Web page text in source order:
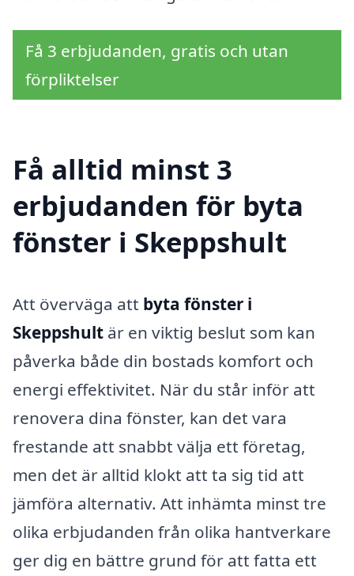
Få 3 erbjudanden, gratis och utan
förpliktelser
Få alltid minst 3
erbjudanden för byta
fönster i Skeppshult
Att överväga att byta fönster i
Skeppshult är en viktig beslut som kan
påverka både din bostads komfort och
energi effektivitet. När du står inför att
renovera dina fönster, kan det vara
frestande att snabbt välja ett företag,
men det är alltid klokt att ta sig tid att
jämföra alternativ. Att inhämta minst tre
olika erbjudanden från olika hantverkare
ger dig en bättre grund för att fatta ett